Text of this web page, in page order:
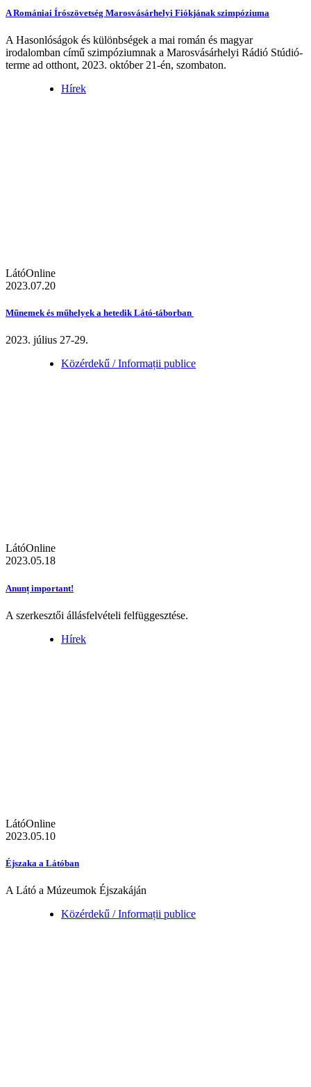
A Romániai Írószövetség Marosvásárhelyi Fiókjának szimpóziuma
A Hasonlóságok és különbségek a mai román és magyar
irodalomban című szimpóziumnak a Marosvásárhelyi Rádió Stúdió-
terme ad otthont, 2023. október 21-én, szombaton.
Hírek
LátóOnline
2023.07.20
Műnemek és műhelyek a hetedik Látó-táborban
2023. július 27-29.
Közérdekű / Informații publice
LátóOnline
2023.05.18
Anunț important!
A szerkesztői állásfelvételi felfüggesztése.
Hírek
LátóOnline
2023.05.10
Éjszaka a Látóban
A Látó a Múzeumok Éjszakáján
Közérdekű / Informații publice